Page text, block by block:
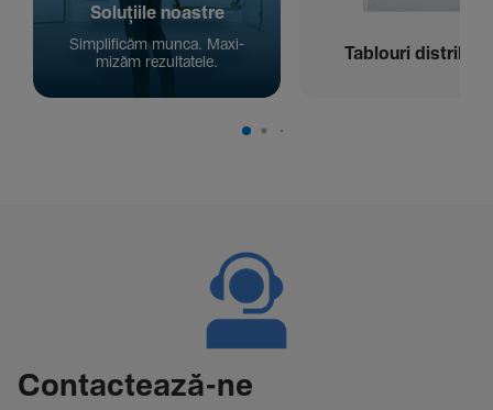
Solu­țiile noastre
Simpli­ficăm munca. Maxi­
mizăm rezul­ta­tele.
Tablouri
Contac­tează-ne